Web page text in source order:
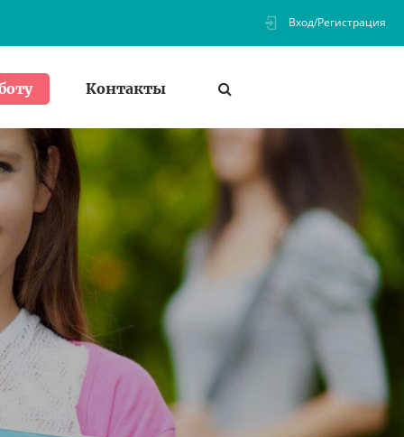
Вход/Регистрация
Контакты